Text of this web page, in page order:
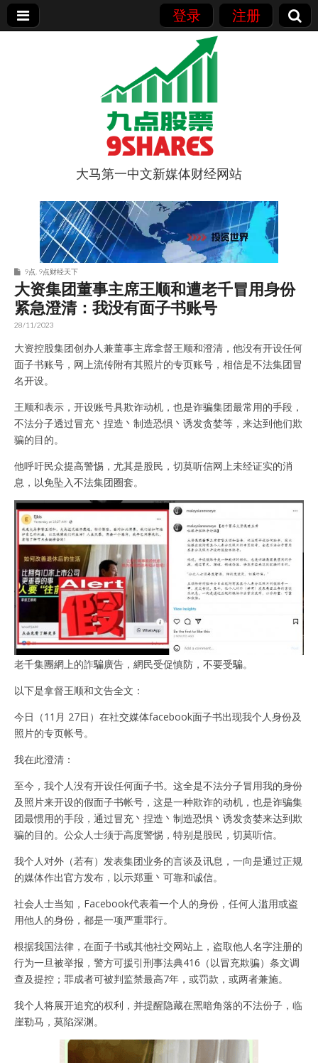
登录 注册
9点股票
大马第一中文新媒体财经网站
9点 9点财经天下
大资集团董事主席王顺和遭老千冒用身份
紧急澄清：我没有面子书账号
28/11/2023
大资控股集团创办人兼董事主席拿督王顺和澄清，他没有开设任何
面子书账号，网上流传附有其照片的专页账号，相信是不法集团冒
名开设。
王顺和表示，开设账号具欺诈动机，也是诈骗集团最常用的手段，
不法分子透过冒充丶捏造丶制造恐惧丶诱发贪婪等，来达到他们欺
骗的目的。
他呼吁民众提高警惕，尤其是股民，切莫听信网上未经证实的消
息，以免坠入不法集团圈套。
老千集團網上的詐騙廣告，網民受促慎防，不要受騙。
以下是拿督王顺和文告全文：
今日（11月 27日）在社交媒体facebook面子书出现我个人身份及
照片的专页帐号。
我在此澄清：
至今，我个人没有开设任何面子书。这全是不法分子冒用我的身份
及照片来开设的假面子书帐号，这是一种欺诈的动机，也是诈骗集
团最惯用的手段，通过冒充丶捏造丶制造恐惧丶诱发贪婪来达到欺
骗的目的。公众人士须于高度警惕，特别是股民，切莫听信。
我个人对外（若有）发表集团业务的言谈及讯息，一向是通过正规
的媒体作出官方发布，以示郑重丶可靠和诚信。
社会人士当知，Facebook代表着一个人的身份，任何人滥用或盗
用他人的身份，都是一项严重罪行。
根据我国法律，在面子书或其他社交网站上，盗取他人名字注册的
行为一旦被举报，警方可援引刑事法典416（以冒充欺骗）条文调
查及提控；罪成者可被判监禁最高7年，或罚款，或两者兼施。
我个人将展开追究的权利，并提醒隐藏在黑暗角落的不法份子，临
崖勒马，莫陷深渊。